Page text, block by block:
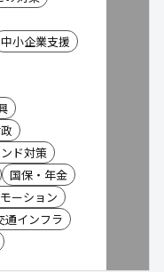
中小企業支援
ド対策
国保・年金
ーション
通インフラ